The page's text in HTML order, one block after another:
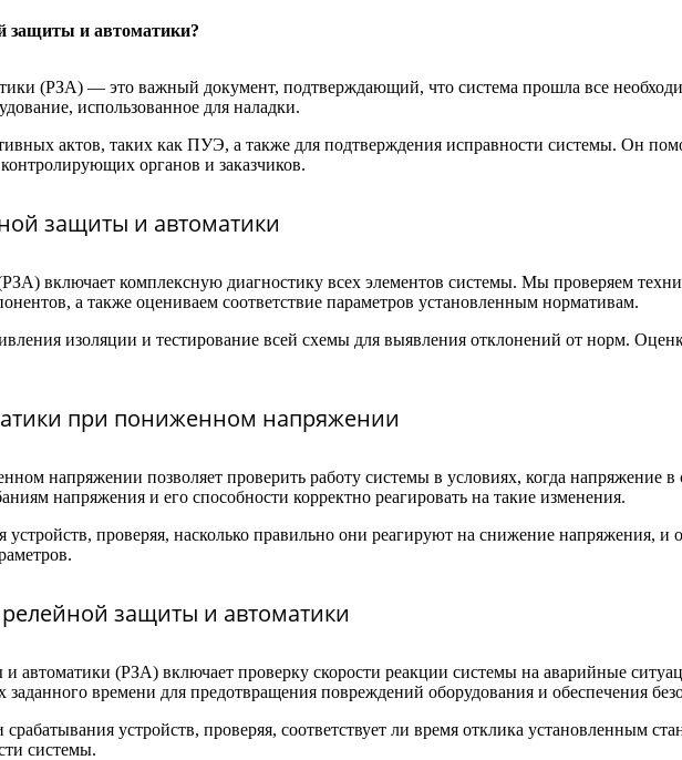
защиты и автоматики?
(РЗА) — это важный документ, подтверждающий, что система прошла все
использованное для наладки.
актов, таких как ПУЭ, а также для подтверждения исправности системы. Он
органов и заказчиков.
защиты и автоматики
включает комплексную диагностику всех элементов системы. Мы проверяем
а также оцениваем соответствие параметров установленным нормативам.
изоляции и тестирование всей схемы для выявления отклонений от норм.
при пониженном напряжении
напряжении позволяет проверить работу системы в условиях, когда напряжение
напряжения и его способности корректно реагировать на такие изменения.
проверяя, насколько правильно они реагируют на снижение напряжения, и
защиты и автоматики
автоматики (РЗА) включает проверку скорости реакции системы на аварийные
времени для предотвращения повреждений оборудования и обеспечения
устройств, проверяя, соответствует ли время отклика установленным
системы.